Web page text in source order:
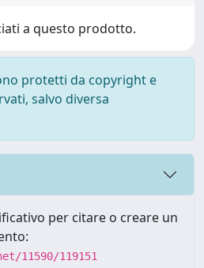
a questo prodotto.
protetti da copyright e
salvo diversa
per citare o creare un
11590/119151